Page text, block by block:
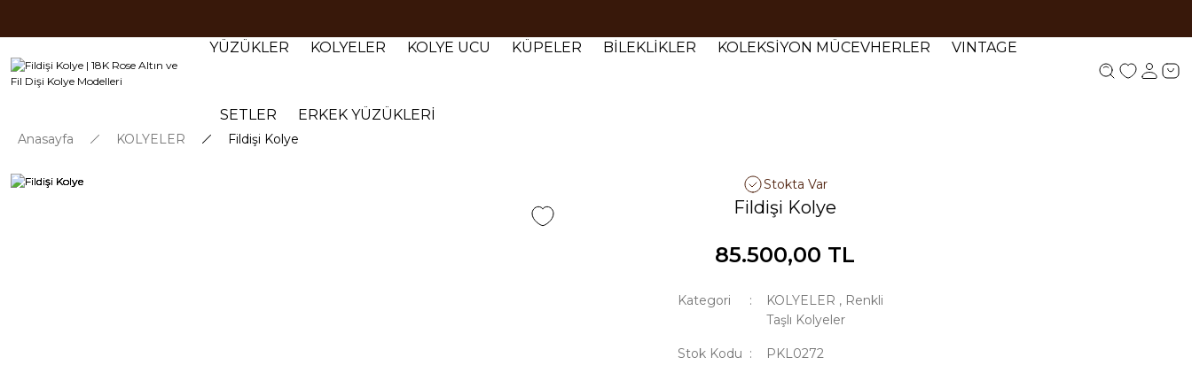
Tüm siparişlerde 1000 TL ve üzeri ücretsiz kargo. #3
YÜZÜKLER KOLYELER KOLYE UCU KÜPELER BİLEKLİKLER KOLEKSİYON MÜCEVHERLER VINTAGE
SETLER ERKEK YÜZÜKLERİ
Anasayfa KOLYELER Fildişi Kolye
Stokta Var
Fildişi Kolye
85.500,00 TL
Kategori KOLYELER , Renkli
Taşlı Kolyeler
Stok Kodu PKL0272